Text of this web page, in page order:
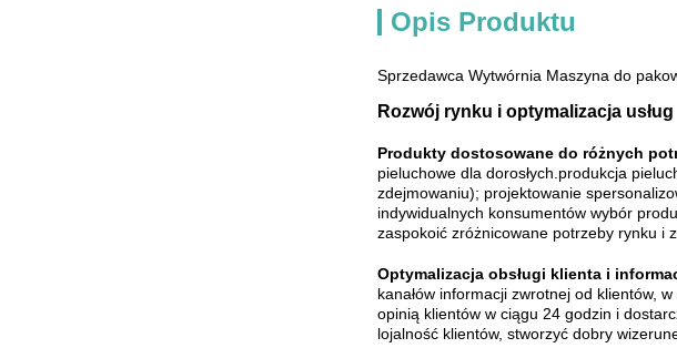
Opis Produktu
Sprzedawca Wytwórnia Maszyna do
Rozwój rynku i optymalizacja usług
Produkty dostosowane do różnych
pieluchowe dla dorosłych.produkcja
zdejmowaniu); projektowanie
indywidualnych konsumentów wybór
zaspokoić zróżnicowane potrzeby rynku i
Optymalizacja obsługi klienta i
kanałów informacji zwrotnej od klientów,
opinią klientów w ciągu 24 godzin i
lojalność klientów, stworzyć dobry